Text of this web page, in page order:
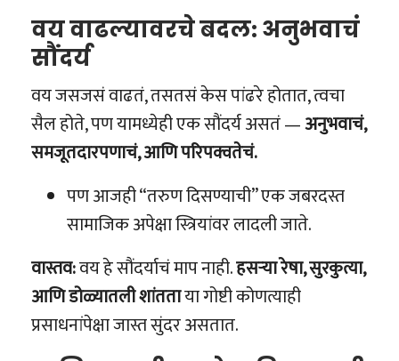
वय वाढल्यावरचे बदल: अनुभवाचं
सौंदर्य
वय जसजसं वाढतं, तसतसं केस पांढरे होतात, त्वचा
सैल होते, पण यामध्येही एक सौंदर्य असतं —अनुभवाचं,
समजूतदारपणाचं, आणि परिपक्वतेचं.
पण आजही “तरुण दिसण्याची” एक जबरदस्त
सामाजिक अपेक्षा स्त्रियांवर लादली जाते.
वास्तव:वय हे सौंदर्याचं माप नाही.हसऱ्या रेषा, सुरकुत्या,
आणि डोळ्यातली शांतताया गोष्टी कोणत्याही
प्रसाधनांपेक्षा जास्त सुंदर असतात.